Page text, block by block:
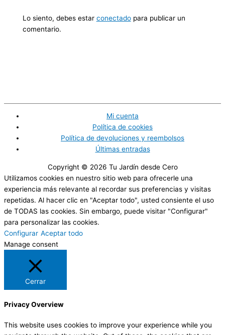
Lo siento, debes estar conectadopara publicar un
comentario.
Mi cuenta
Política de cookies
Política de devoluciones y reembolsos
Últimas entradas
Copyright © 2026 Tu Jardín desde Cero
Utilizamos cookies en nuestro sitio web para ofrecerle una
experiencia más relevante al recordar sus preferencias y visitas
repetidas. Al hacer clic en "Aceptar todo", usted consiente el uso
de TODAS las cookies. Sin embargo, puede visitar "Configurar"
para personalizar las cookies.
Configurar Aceptar todo
Manage consent
Cerrar
Privacy Overview
This website uses cookies to improve your experience while you